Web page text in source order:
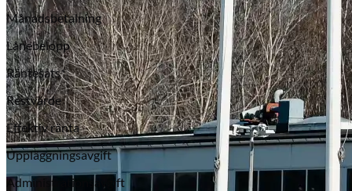
Subaru
Månadsbetalning
Lånebelopp
Räntesats*
Restvärde
Effektiv ränta
Uppläggningsavgift
Administrationsavgift